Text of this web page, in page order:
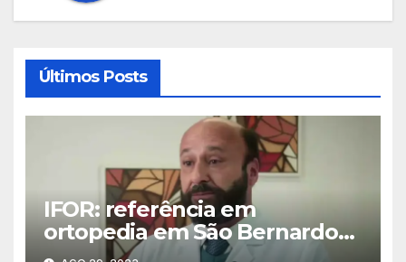
Últimos Posts
IFOR: referência em
ortopedia em São Bernardo
do Campo